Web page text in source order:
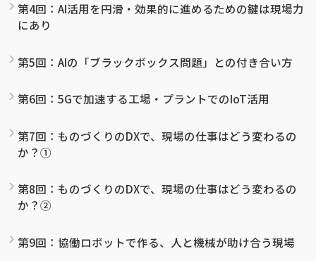
第4回：AI活用を円滑・効果的に進めるための鍵は現場力
にあり
第5回：AIの「ブラックボックス問題」との付き合い方
第6回：5Gで加速する工場・プラントでのIoT活用
第7回：ものづくりのDXで、現場の仕事はどう変わるの
か？①
第8回：ものづくりのDXで、現場の仕事はどう変わるの
か？②
第9回：協働ロボットで作る、人と機械が助け合う現場